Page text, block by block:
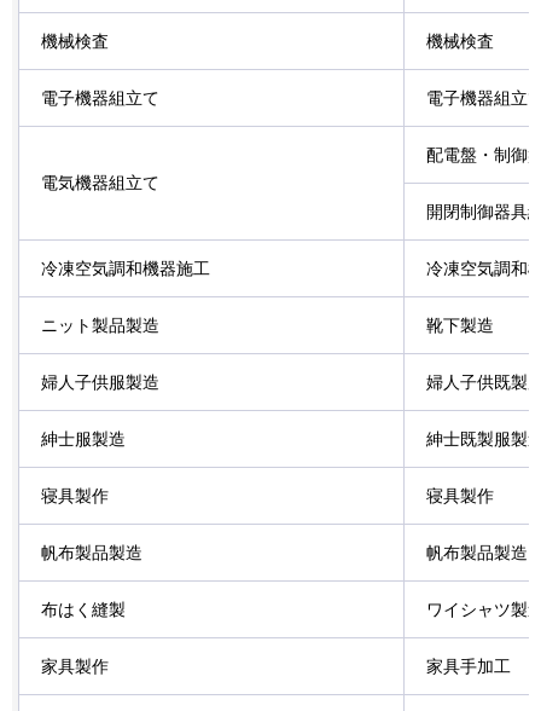
機械検査 機械検査
電子機器組立て 電子機器組立
電気機器組立て
配電盤・制御
開閉制御器具
冷凍空気調和機器施工 冷凍空気調和
ニット製品製造 靴下製造
婦人子供服製造 婦人子供既製
紳士服製造 紳士既製服製
寝具製作 寝具製作
帆布製品製造 帆布製品製造
布はく縫製 ワイシャツ製
家具製作 家具手加工